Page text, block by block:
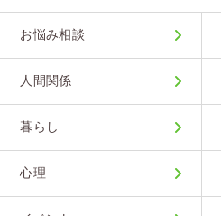
お悩み相談
人間関係
暮らし
心理